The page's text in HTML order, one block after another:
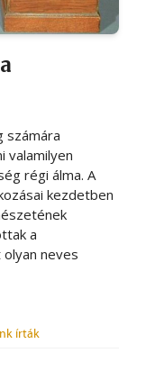
számára
valamilyen
régi álma. A
kezdetben
a
neves
írták